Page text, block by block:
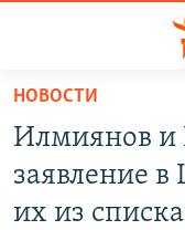
Вернуться
основному
содержанию
НОВОСТИ
Илмиянов и
заявление
их из